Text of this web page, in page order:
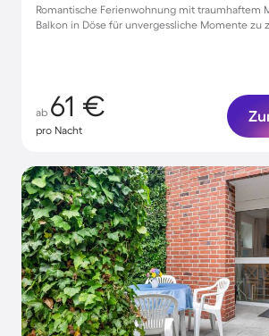
Romantische Ferienwohnung mit traumhaftem
Balkon in Döse für unvergessliche Momente zu
ab 61 €
pro Nacht